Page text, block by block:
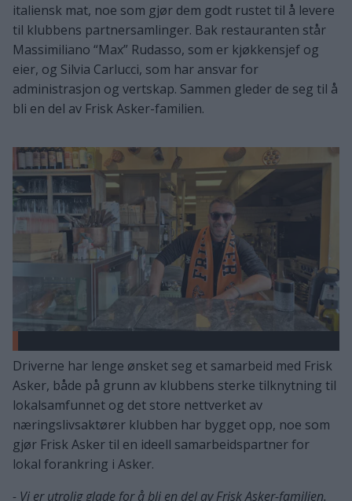
italiensk mat, noe som gjør dem godt rustet til å levere
til klubbens partnersamlinger. Bak restauranten står
Massimiliano “Max” Rudasso, som er kjøkkensjef og
eier, og Silvia Carlucci, som har ansvar for
administrasjon og vertskap. Sammen gleder de seg til å
bli en del av Frisk Asker-familien.
Driverne har lenge ønsket seg et samarbeid med Frisk
Asker, både på grunn av klubbens sterke tilknytning til
lokalsamfunnet og det store nettverket av
næringslivsaktører klubben har bygget opp, noe som
gjør Frisk Asker til en ideell samarbeidspartner for
lokal forankring i Asker.
- Vi er utrolig glade for å bli en del av Frisk Asker-familien.